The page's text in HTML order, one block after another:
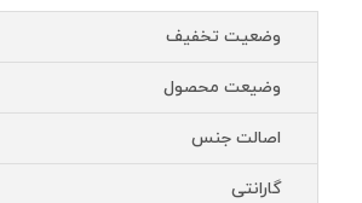
وضعیت تخفیف
وضیعت محصول
اصالت جنس
گارانتی